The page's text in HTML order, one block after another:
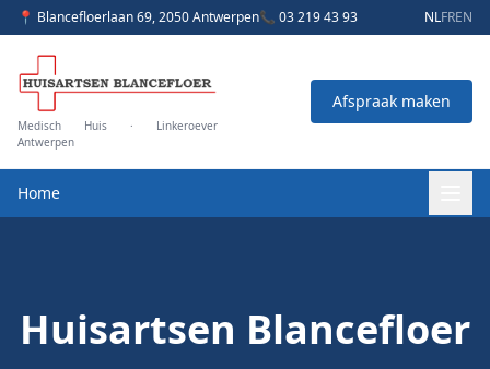
📍 Blancefloerlaan 69, 2050 Antwerpen📞 03 219 43 93 NLFREN
Medisch Huis · Linkeroever
Antwerpen
Afspraak maken
Home
Huisartsen Blancefloer